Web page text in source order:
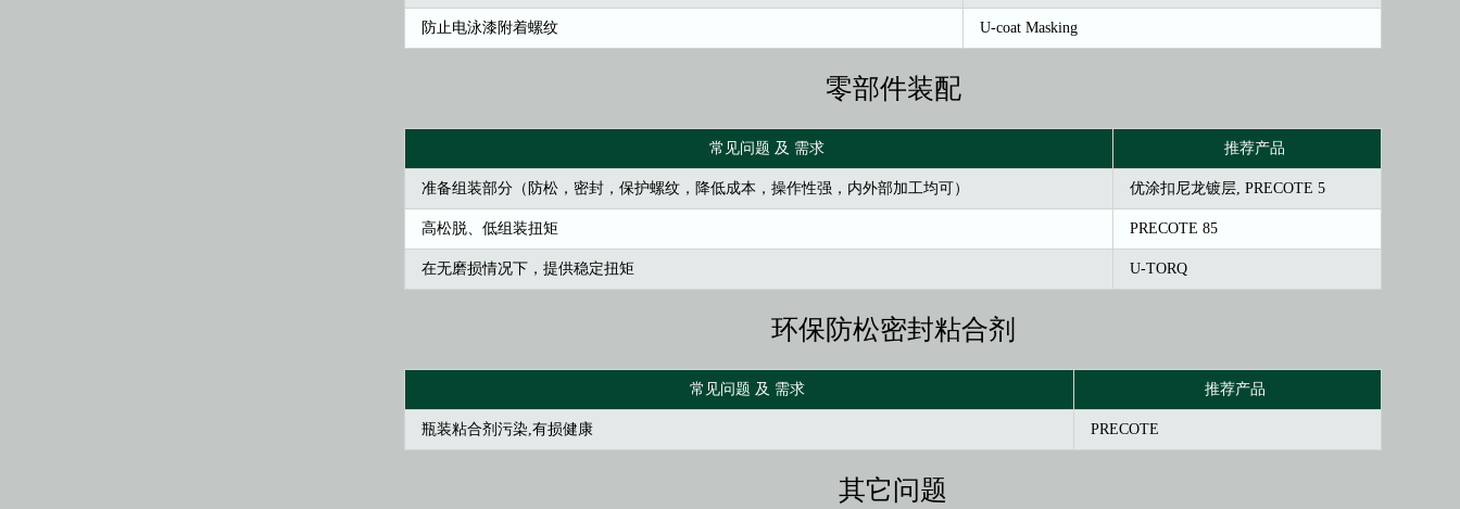
防止电泳漆附着螺纹 U-coat Masking
零部件装配
常见问题 及 需求 推荐产品
准备组装部分（防松，密封，保护螺纹，降低成本，操作性强，内外部加工均可） 优涂扣尼龙镀层, PRECOTE 5
高松脱、低组装扭矩 PRECOTE 85
在无磨损情况下，提供稳定扭矩 U-TORQ
环保防松密封粘合剂
常见问题 及 需求 推荐产品
瓶装粘合剂污染,有损健康 PRECOTE
其它问题